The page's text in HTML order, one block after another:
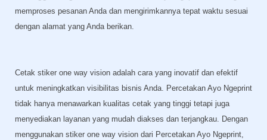
memproses pesanan Anda dan mengirimkannya tepat waktu sesuai
dengan alamat yang Anda berikan.
Cetak stiker one way vision adalah cara yang inovatif dan efektif
untuk meningkatkan visibilitas bisnis Anda. Percetakan Ayo Ngeprint
tidak hanya menawarkan kualitas cetak yang tinggi tetapi juga
menyediakan layanan yang mudah diakses dan terjangkau. Dengan
menggunakan stiker one way vision dari Percetakan Ayo Ngeprint,